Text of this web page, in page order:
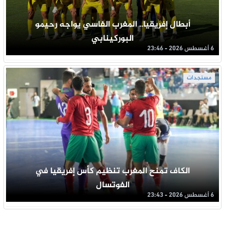
أبطال إفريقيا.. المغرب الفاسي يواجه رحيمو
البوركينابي
6 أغسطس 2026 - 23:46
مستجدات
الكاف تمنح المغرب تنظيم كأس إفريقيا في
الفوتسال
6 أغسطس 2026 - 23:43